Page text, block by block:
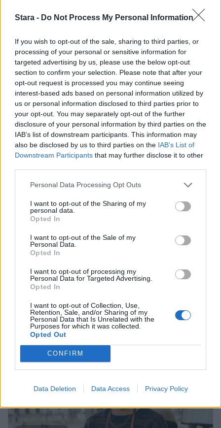
Stara - Do Not Process My Personal Information
If you wish to opt-out of the sale, sharing to third parties, or
processing of your personal or sensitive information for
targeted advertising by us, please use the below opt-out
section to confirm your selection. Please note that after your
opt-out request is processed you may continue seeing
interest-based ads based on personal information utilized by
us or personal information disclosed to third parties prior to
your opt-out. You may separately opt-out of the further
disclosure of your personal information by third parties on the
IAB’s list of downstream participants. This information may
also be disclosed by us to third parties on the IAB’s List of
Downstream Participants that may further disclose it to other
Personal Data Processing Opt Outs
I want to opt-out of the Sharing of my
personal data.
Opted In
I want to opt-out of the Sale of my
Personal Data.
Opted In
I want to opt-out of processing my
Personal Data for Targeted Advertising.
Opted In
I want to opt-out of Collection, Use,
Retention, Sale, and/or Sharing of my
Personal Data that Is Unrelated with the
Purposes for which it was collected.
Opted Out
CONFIRM
Data Deletion Data Access Privacy Policy
VIIHDEUUTISET
Alexander Stubb ja Aleksander
Barkov juhlivat Eppu Normaalia –
yksityiskohta herätti huomiota
2
UUTISET
Leskeneläke ei kuulu kaikille –
ikärajasta
3